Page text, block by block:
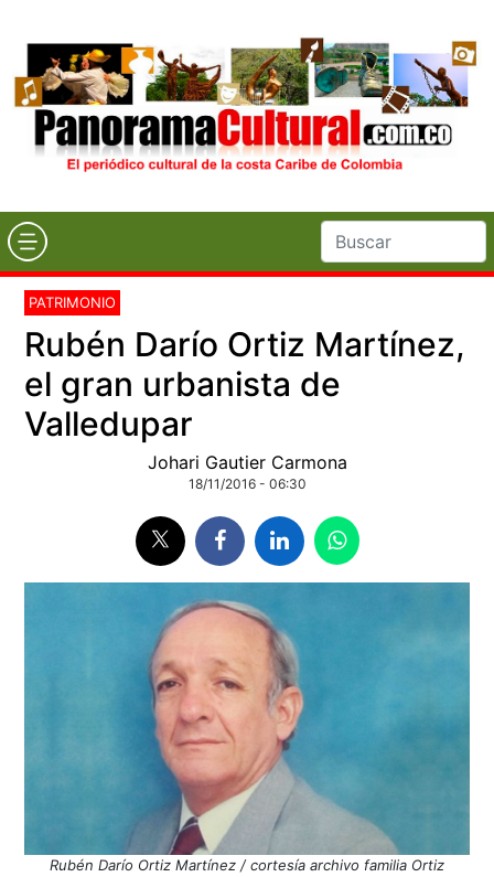
PATRIMONIO
Rubén Darío Ortiz Martínez,
el gran urbanista de
Valledupar
Johari Gautier Carmona
18/11/2016 - 06:30
Rubén Darío Ortiz Martínez / cortesía archivo familia Ortiz